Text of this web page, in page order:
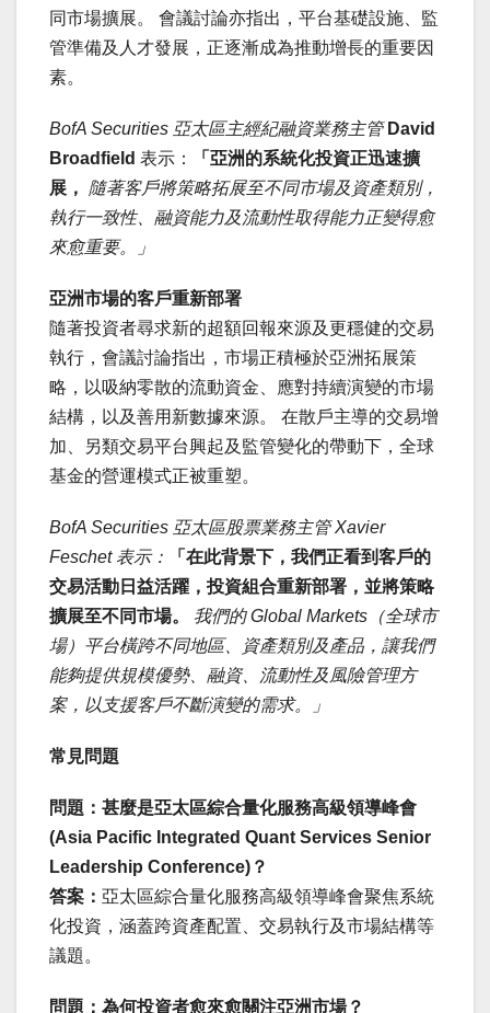
同市場擴展。 會議討論亦指出，平台基礎設施、監
管準備及人才發展，正逐漸成為推動增長的重要因
素。
BofA Securities 亞太區主經紀融資業務主管 David
Broadfield 表示：
「亞洲的系統化投資正迅速擴
展， 隨著客戶將策略拓展至不同市場及資產類別，
執行一致性、融資能力及流動性取得能力正變得愈
來愈重要。」
亞洲市場的客戶重新部署
隨著投資者尋求新的超額回報來源及更穩健的交易
執行，會議討論指出，市場正積極於亞洲拓展策
略，以吸納零散的流動資金、應對持續演變的市場
結構，以及善用新數據來源。 在散戶主導的交易增
加、另類交易平台興起及監管變化的帶動下，全球
基金的營運模式正被重塑。
BofA Securities 亞太區股票業務主管 Xavier
Feschet 表示：
「在此背景下，我們正看到客戶的
交易活動日益活躍，投資組合重新部署，並將策略
擴展至不同市場。
我們的 Global Markets（全球市
場）平台橫跨不同地區、資產類別及產品，讓我們
能夠提供規模優勢、融資、流動性及風險管理方
案，以支援客戶不斷演變的需求。」
常見問題
問題：甚麼是亞太區綜合量化服務高級領導峰會
(Asia Pacific Integrated Quant Services Senior
Leadership Conference)？
答案： 亞太區綜合量化服務高級領導峰會聚焦系統
化投資，涵蓋跨資產配置、交易執行及市場結構等
議題。
問題：為何投資者愈來愈關注亞洲市場？